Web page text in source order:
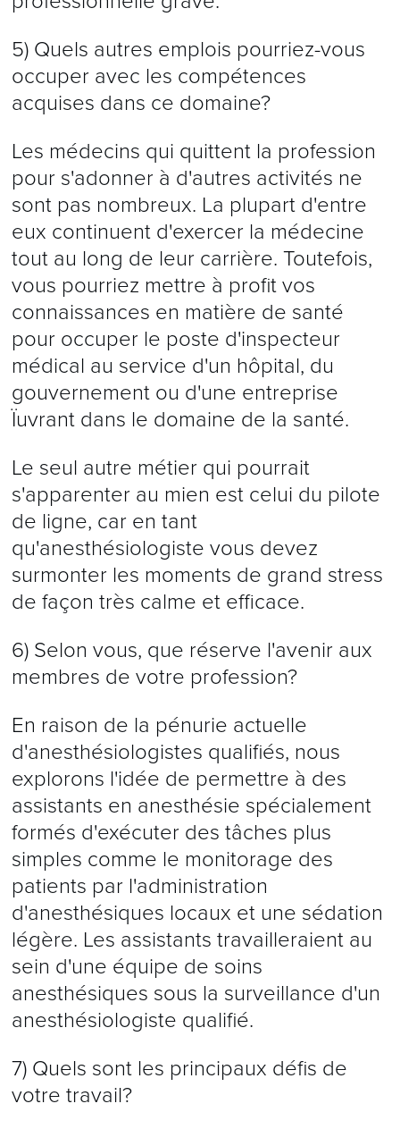
5) Quels autres emplois pourriez-vous
occuper avec les compétences
acquises dans ce domaine?
Les médecins qui quittent la profession
pour s'adonner à d'autres activités ne
sont pas nombreux. La plupart d'entre
eux continuent d'exercer la médecine
tout au long de leur carrière. Toutefois,
vous pourriez mettre à profit vos
connaissances en matière de santé
pour occuper le poste d'inspecteur
médical au service d'un hôpital, du
gouvernement ou d'une entreprise
Ïuvrant dans le domaine de la santé.
Le seul autre métier qui pourrait
s'apparenter au mien est celui du pilote
de ligne, car en tant
qu'anesthésiologiste vous devez
surmonter les moments de grand stress
de façon très calme et efficace.
6) Selon vous, que réserve l'avenir aux
membres de votre profession?
En raison de la pénurie actuelle
d'anesthésiologistes qualifiés, nous
explorons l'idée de permettre à des
assistants en anesthésie spécialement
formés d'exécuter des tâches plus
simples comme le monitorage des
patients par l'administration
d'anesthésiques locaux et une sédation
légère. Les assistants travailleraient au
sein d'une équipe de soins
anesthésiques sous la surveillance d'un
anesthésiologiste qualifié.
7) Quels sont les principaux défis de
votre travail?